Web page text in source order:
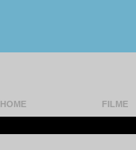
HOME FILME